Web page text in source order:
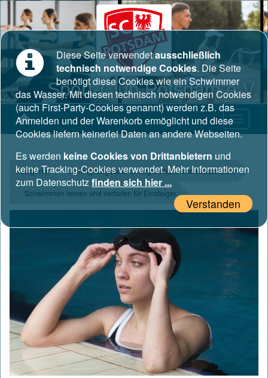
Sport-Club Potsdam e.V.
Kategorien Trainingsangebote für Jugendliche und Erwachsene
Schwimmen lernen und vertiefen für Einsteiger
Diese Seite verwendetausschließlich
technisch notwendige Cookies. Die Seite
benötigt diese Cookies wie ein Schwimmer
das Wasser. Mit diesen technisch notwendigen Cookies
(auch First-Party-Cookies genannt) werden z.B. das
Anmelden und der Warenkorb ermöglicht und diese
Cookies liefern keinerlei Daten an andere Webseiten.
Es werden keine Cookies von Drittanbietern und
keine Tracking-Cookies verwendet. Mehr Informationen
zum Datenschutzfinden sich hier ...
Verstanden